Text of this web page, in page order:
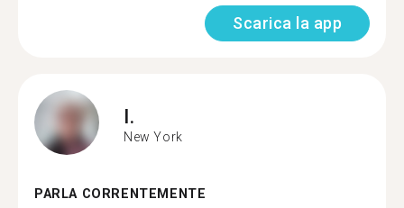
Scarica la app
I.
New York
PARLA CORRENTEMENTE